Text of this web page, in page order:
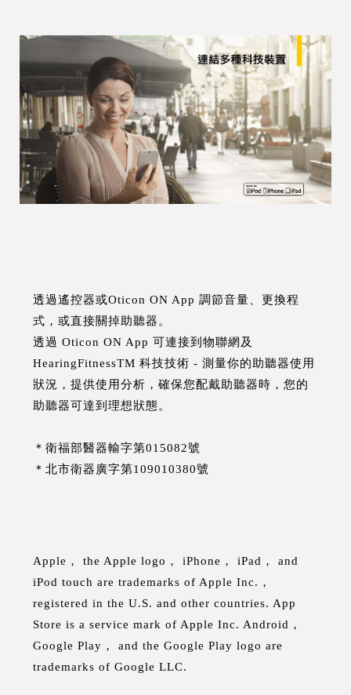
透過遙控器或Oticon ON App 調節音量、更換程
式，或直接關掉助聽器。
透過 Oticon ON App 可連接到物聯網及
HearingFitnessTM 科技技術 - 測量你的助聽器使用
狀況，提供使用分析，確保您配戴助聽器時，您的
助聽器可達到理想狀態。
＊衛福部醫器輸字第015082號
＊北市衛器廣字第109010380號
Apple， the Apple logo， iPhone， iPad， and
iPod touch are trademarks of Apple Inc.，
registered in the U.S. and other countries. App
Store is a service mark of Apple Inc. Android，
Google Play， and the Google Play logo are
trademarks of Google LLC.